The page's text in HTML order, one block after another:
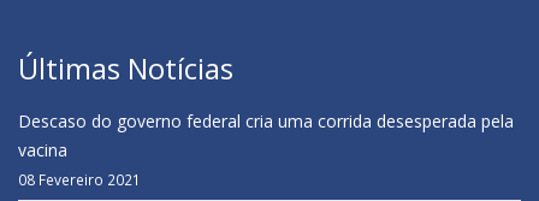
Últimas Notícias
Descaso do governo federal cria uma corrida desesperada pela
vacina
08 Fevereiro 2021